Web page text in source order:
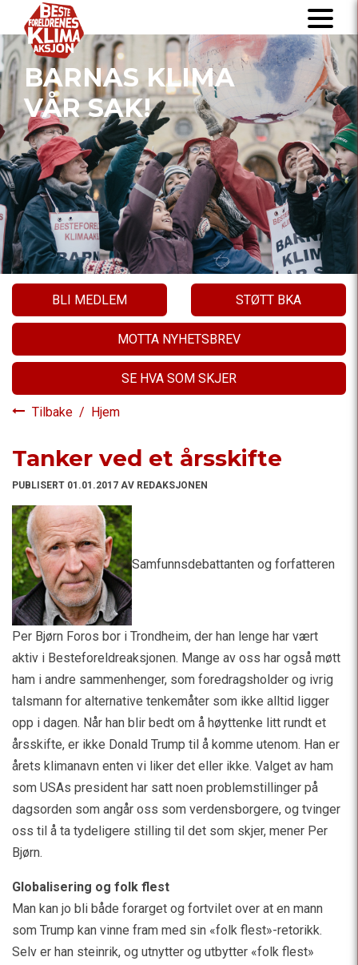
BARNAS KLIMA
VÅR SAK!
BLI MEDLEM STØTT BKA
MOTTA NYHETSBREV
SE HVA SOM SKJER
Tilbake / Hjem
Tanker ved et årsskifte
PUBLISERT 01.01.2017 AV REDAKSJONEN
Samfunnsdebattanten og forfatteren
Per Bjørn Foros bor i Trondheim, der han lenge har vært
aktiv i Besteforeldreaksjonen. Mange av oss har også møtt
ham i andre sammenhenger, som foredragsholder og ivrig
talsmann for alternative tenkemåter som ikke alltid ligger
opp i dagen. Når han blir bedt om å høyttenke litt rundt et
årsskifte, er ikke Donald Trump til å komme utenom. Han er
årets klimanavn enten vi liker det eller ikke. Valget av ham
som USAs president har satt noen problemstillinger på
dagsorden som angår oss som verdensborgere, og tvinger
oss til å ta tydeligere stilling til det som skjer, mener Per
Bjørn.
Globalisering og folk flest
Man kan jo bli både forarget og fortvilet over at en mann
som Trump kan vinne fram med sin «folk flest»-retorikk.
Selv er han steinrik, og utnytter og utbytter «folk flest»